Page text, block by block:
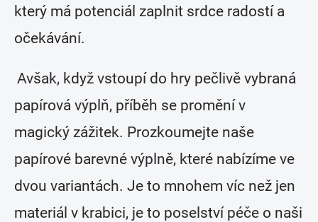
který má potenciál zaplnit srdce radostí a
očekávání.
Avšak, když vstoupí do hry pečlivě vybraná
papírová výplň, příběh se promění v
magický zážitek. Prozkoumejte naše
papírové barevné výplně, které nabízíme ve
dvou variantách. Je to mnohem víc než jen
materiál v krabici, je to poselství péče o naši